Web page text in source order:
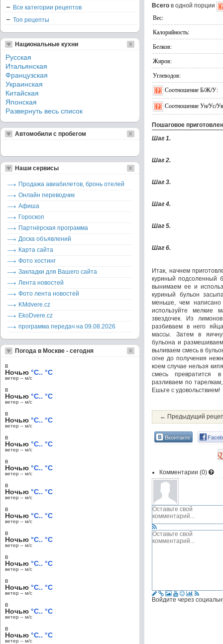
Всего в одной порции
Вес:
Калорийность:
Белков:
Жиров:
Углеводов:
Соотношение Б/Ж/У:
Соотношение Ун/Ус/
Пошаговое
Шаг 1.
Шаг 2.
Шаг 3.
Шаг 4.
Шаг 5.
Шаг 6.
Итак, начнем
куриный подсоленный
вынимаем ее и
куриный бульон
меньше, чем
используйте мелкие
звездочек. Из
разбиваем в него
массы. Затем в
бульона и
выливаем смесь в
огне до получения
коем случае нельзя
смесь превратится
разливаем по
Ешьте с удовольствием!
← Предыдущий
Вконтакте
Комментарии (0)
Войдите через
Все категории рецептов
Топ рецепты
Национальные кухни
Русская
Итальянская
Французская
Украинская
Китайская
Японская
Развернуть весь список
Автомобили с пробегом
Наши сервисы
Продажа авиабилетов, бронь отелей
Онлайн переводчик
Афиша
Гороскоп
Партнёрская программа
Доска объявлений
Карта сайта
Фото хостинг
Закладки для Вашего сайта
Лента новостей
Фото лента новостей
KMdvere.cz
EkoDvere.cz
программа передач на 09.08.2026
Погода в Москве - сегодня
в
Ночью °C.. °C
ветер – м/c
в
Ночью °C.. °C
ветер – м/c
в
Ночью °C.. °C
ветер – м/c
в
Ночью °C.. °C
ветер – м/c
в
Ночью °C.. °C
ветер – м/c
в
Ночью °C.. °C
ветер – м/c
в
Ночью °C.. °C
ветер – м/c
в
Ночью °C.. °C
ветер – м/c
в
Ночью °C.. °C
ветер – м/c
в
Ночью °C.. °C
ветер – м/c
в
Ночью °C.. °C
ветер – м/c
в
Ночью °C.. °C
ветер – м/c